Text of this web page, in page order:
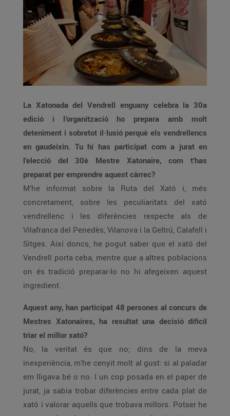
La Xatonada del Vendrell enguany celebra la 30a
edició i l’organització ho prepara amb molt
deteniment i sobretot il·lusió perquè els vendrellencs
en gaudeixin. Tu hi has participat com a jurat en
l’elecció del 30è Mestre Xatonaire, com t’has
preparat per emprendre aquest càrrec?
M’he informat sobre la Ruta del Xató i, més
concretament, sobre les peculiaritats del xató
vendrellenc i les diferències respecte als de
Vilafranca del Penedès, Vilanova i la Geltrú, Calafell i
Sitges. Així doncs, he pogut saber que el xató del
Vendrell porta ceba, mentre que a altres poblacions
on és tradició preparar-lo no hi afegeixen aquest
ingredient.
Aquest any, han participat 48 persones al concurs de
Mestres Xatonaires, ha resultat una decisió difícil
triar el millor xató?
No, la veritat és que no; dins de la meva
inexperiència, m’he cenyit molt al gust: si al paladar
em lligava bé o no. I un cop posada en el paper de
jurat, ja sabia trobar diferències entre cada plat de
xató i valorar aquells que trobava millors. Potser he